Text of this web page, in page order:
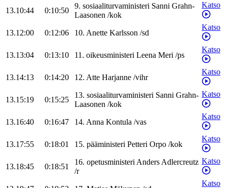
13.10:44 0:10:50
9. sosiaaliturvaministeri Sanni Grahn-
Laasonen /kok
Katso
13.12:00 0:12:06 10. Anette Karlsson /sd
Katso
13.13:04 0:13:10 11. oikeusministeri Leena Meri /ps
Katso
13.14:13 0:14:20 12. Atte Harjanne /vihr
Katso
13.15:19 0:15:25
13. sosiaaliturvaministeri Sanni Grahn-
Laasonen /kok
Katso
13.16:40 0:16:47 14. Anna Kontula /vas
Katso
13.17:55 0:18:01 15. pääministeri Petteri Orpo /kok
Katso
13.18:45 0:18:51
16. opetusministeriAndersAdlercreutz
/r
Katso
Katso